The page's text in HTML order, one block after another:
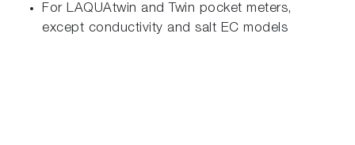
For LAQUAtwin and Twin pocket meters,
except conductivity and salt EC models